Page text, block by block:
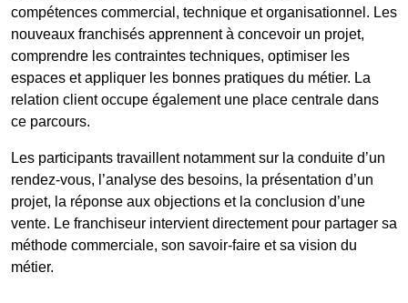
compétences commercial, technique et organisationnel. Les
nouveaux franchisés apprennent à concevoir un projet,
comprendre les contraintes techniques, optimiser les
espaces et appliquer les bonnes pratiques du métier. La
relation client occupe également une place centrale dans
ce parcours.
Les participants travaillent notamment sur la conduite d’un
rendez-vous, l’analyse des besoins, la présentation d’un
projet, la réponse aux objections et la conclusion d’une
vente. Le franchiseur intervient directement pour partager sa
méthode commerciale, son savoir-faire et sa vision du
métier.